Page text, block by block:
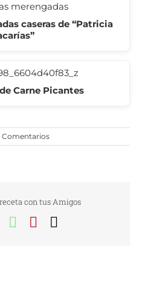
caseras de “Patricia
Carne Picantes
Comentarios
con tus Amigos
WhatsApp
Pinterest